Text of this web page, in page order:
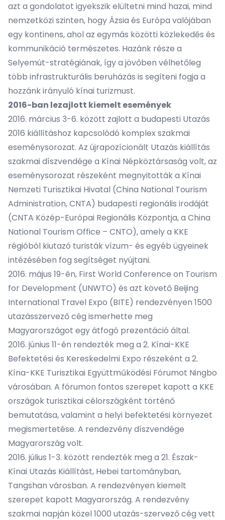
azt a gondolatot igyekszik elültetni mind hazai, mind
nemzetközi szinten, hogy Ázsia és Európa valójában
egy kontinens, ahol az egymás közötti közlekedés és
kommunikáció természetes. Hazánk része a
Selyemút-stratégiának, így a jövőben vélhetőleg
több infrastrukturális beruházás is segíteni fogja a
hozzánk irányuló kínai turizmust.
2016-ban lezajlott kiemelt események
2016. március 3-6. között zajlott a budapesti Utazás
2016 kiállításhoz kapcsolódó komplex szakmai
eseménysorozat. Az újrapozícionált Utazás kiállítás
szakmai díszvendége a Kínai Népköztársaság volt, az
eseménysorozat részeként megnyitották a Kínai
Nemzeti Turisztikai Hivatal (China National Tourism
Administration, CNTA) budapesti regionális irodáját
(CNTA Közép-Európai Regionális Központja, a China
National Tourism Office – CNTO), amely a KKE
régióból kiutazó turisták vízum- és egyéb ügyeinek
intézésében fog segítséget nyújtani.
2016. május 19-én, First World Conference on Tourism
for Development (UNWTO) és azt követő Beijing
International Travel Expo (BITE) rendezvényen 1500
utazásszervező cég ismerhette meg
Magyarországot egy átfogó prezentáció által.
2016. június 11-én rendezték meg a 2. Kínai-KKE
Befektetési és Kereskedelmi Expo részeként a 2.
Kína-KKE Turisztikai Együttműködési Fórumot Ningbo
városában. A fórumon fontos szerepet kapott a KKE
országok turisztikai célországként történő
bemutatása, valamint a helyi befektetési környezet
megismertetése. A rendezvény díszvendége
Magyarország volt.
2016. július 1-3. között rendezték meg a 21. Észak-
Kínai Utazás Kiállítást, Hebei tartományban,
Tangshan városban. A rendezvényen kiemelt
szerepet kapott Magyarország. A rendezvény
szakmai napján közel 1000 utazás-szervező cég vett